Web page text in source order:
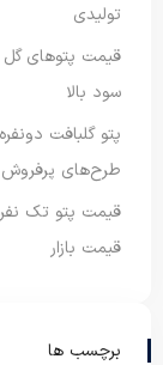
تولیدی
قیمت پتوهای گل
سود بالا
پتو گلبافت
طرح‌های پرفروش
قیمت پتو تک
قیمت بازار
برچسب ها